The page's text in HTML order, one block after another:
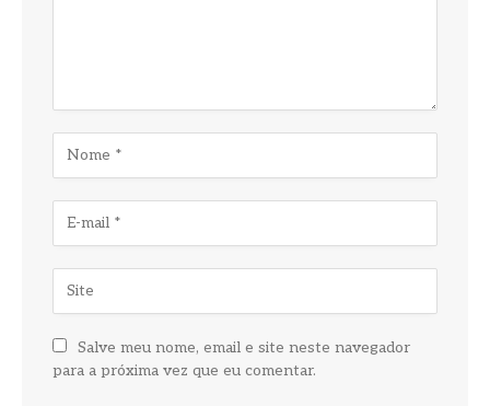
Salve meu nome, email e site neste navegador
para a próxima vez que eu comentar.